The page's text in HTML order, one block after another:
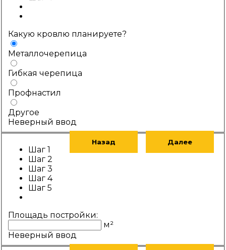
Какую кровлю планируете?
Металлочерепица
Гибкая черепица
Профнастил
Другое
Неверный ввод
Назад Далее
Шаг 1
Шаг 2
Шаг 3
Шаг 4
Шаг 5
Площадь постройки:
м²
Неверный ввод